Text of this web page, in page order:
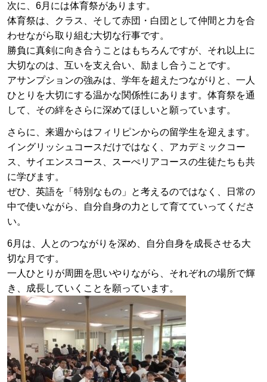
次に、 6月には体育祭があります。
体育祭は、クラス、そして赤団・白団として仲間と力を合
わせながら取り組む大切な行事です。
勝負に真剣に向き合うことはもちろんですが、それ以上に
大切なのは、互いを支え合い、励まし合うことです。
アサンプションの強みは、学年を超えたつながりと、一人
ひとりを大切にする温かな関係性にあります。体育祭を通
して、その絆をさらに深めてほしいと願っています。
さらに、来週からはフィリピンからの留学生を迎えます。
イングリッシュコースだけではなく、アカデミックコー
ス、サイエンスコース、スーぺリアコースの生徒たちも共
に学びます。
ぜひ、英語を「特別なもの」と考えるのではなく、日常の
中で使いながら、自分自身の力として育てていってくださ
い。
6月は、人とのつながりを深め、自分自身を成長させる大
切な月です。
一人ひとりが周囲を思いやりながら、それぞれの場所で輝
き、成長していくことを願っています。